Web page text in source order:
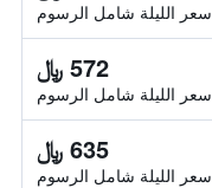
سعر الليلة شامل الرسوم
572 ﷼
سعر الليلة شامل الرسوم
635 ﷼
سعر الليلة شامل الرسوم